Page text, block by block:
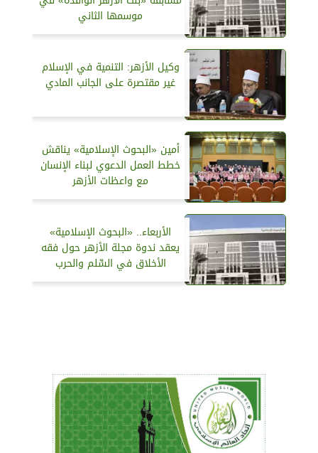
موسمها الثاني
وكيل الأزهر: التنمية في الإسلام
غير مقتصرة على الجانب المادي
أمين «البحوث الإسلامية» يناقش
خطط العمل الدعوي لبناء الإنسان
مع واعظات الأزهر
الأربعاء.. «البحوث الإسلامية»
يعقد ندوة مجلة الأزهر حول فقه
الأخلاق في السِّلم والحرب